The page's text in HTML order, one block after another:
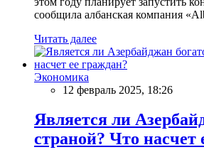
сообщила албанская компания
Читать далее
Экономика
12 февраль 2025, 18:26
Является ли
страной? Что насчет